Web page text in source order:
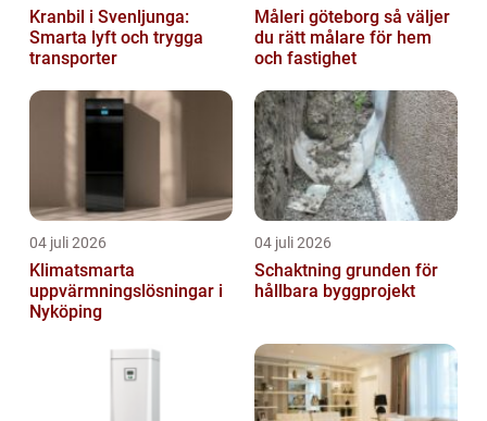
Kranbil i Svenljunga:
Smarta lyft och trygga
transporter
Måleri göteborg så väljer
du rätt målare för hem
och fastighet
04 juli 2026
Klimatsmarta
uppvärmningslösningar i
Nyköping
04 juli 2026
Schaktning grunden för
hållbara byggprojekt